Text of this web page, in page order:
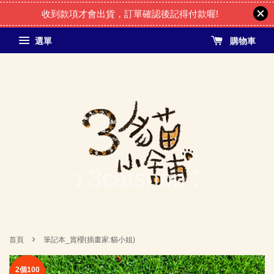
收到款項才會出貨，訂單確認後記得付款喔!
選單 購物車
首頁 › 筆記本_賞櫻(插畫家:貓小姐)
2個100